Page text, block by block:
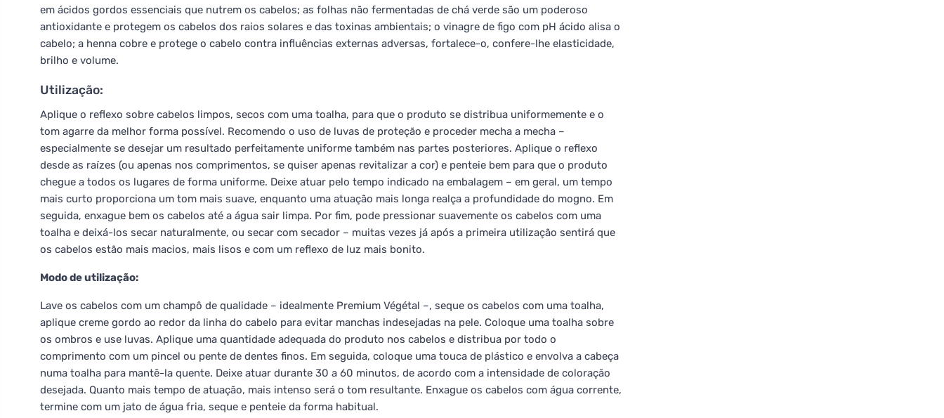
em ácidos gordos essenciais que nutrem os cabelos; as folhas não fermentadas de chá verde são um poderoso
antioxidante e protegem os cabelos dos raios solares e das toxinas ambientais; o vinagre de figo com pH ácido alisa o
cabelo; a henna cobre e protege o cabelo contra influências externas adversas, fortalece-o, confere-lhe elasticidade,
brilho e volume.
Utilização:
Aplique o reflexo sobre cabelos limpos, secos com uma toalha, para que o produto se distribua uniformemente e o
tom agarre da melhor forma possível. Recomendo o uso de luvas de proteção e proceder mecha a mecha –
especialmente se desejar um resultado perfeitamente uniforme também nas partes posteriores. Aplique o reflexo
desde as raízes (ou apenas nos comprimentos, se quiser apenas revitalizar a cor) e penteie bem para que o produto
chegue a todos os lugares de forma uniforme. Deixe atuar pelo tempo indicado na embalagem – em geral, um tempo
mais curto proporciona um tom mais suave, enquanto uma atuação mais longa realça a profundidade do mogno. Em
seguida, enxague bem os cabelos até a água sair limpa. Por fim, pode pressionar suavemente os cabelos com uma
toalha e deixá-los secar naturalmente, ou secar com secador – muitas vezes já após a primeira utilização sentirá que
os cabelos estão mais macios, mais lisos e com um reflexo de luz mais bonito.
Modo de utilização:
Lave os cabelos com um champô de qualidade – idealmente Premium Végétal –, seque os cabelos com uma toalha,
aplique creme gordo ao redor da linha do cabelo para evitar manchas indesejadas na pele. Coloque uma toalha sobre
os ombros e use luvas. Aplique uma quantidade adequada do produto nos cabelos e distribua por todo o
comprimento com um pincel ou pente de dentes finos. Em seguida, coloque uma touca de plástico e envolva a cabeça
numa toalha para mantê-la quente. Deixe atuar durante 30 a 60 minutos, de acordo com a intensidade de coloração
desejada. Quanto mais tempo de atuação, mais intenso será o tom resultante. Enxague os cabelos com água corrente,
termine com um jato de água fria, seque e penteie da forma habitual.